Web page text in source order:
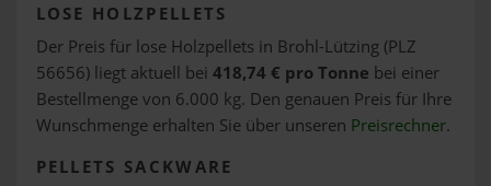
LOSE HOLZPELLETS
Der Preis für lose Holzpellets in Brohl-Lützing (PLZ
56656) liegt aktuell bei 418,74 € pro Tonne bei einer
Bestellmenge von 6.000 kg. Den genauen Preis für Ihre
Wunschmenge erhalten Sie über unseren Preisrechner.
PELLETS SACKWARE